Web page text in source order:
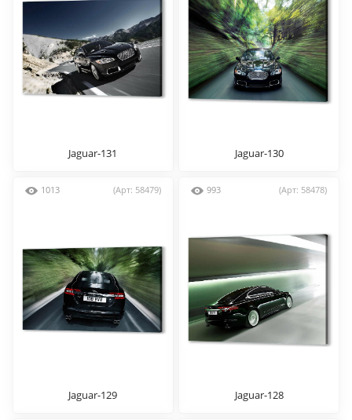
Jaguar-131 Jaguar-130
1013 (Арт: 58479)
Jaguar-129
993 (Арт: 58478)
Jaguar-128